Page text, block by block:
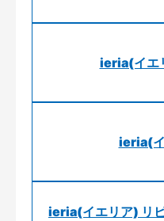
ieria(イエ
ieria(
ieria(イエリア) リ